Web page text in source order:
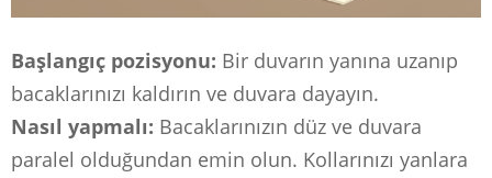
Başlangıç ​​pozisyonu: Bir duvarın yanına uzanıp
bacaklarınızı kaldırın ve duvara dayayın.
Nasıl yapmalı: Bacaklarınızın düz ve duvara
paralel olduğundan emin olun. Kollarınızı yanlara